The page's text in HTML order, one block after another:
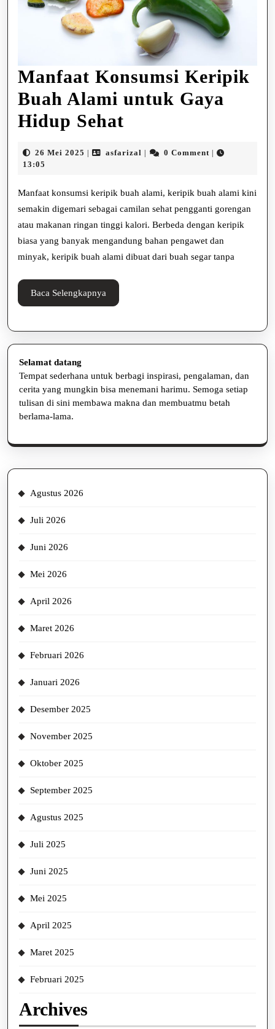
Manfaat Konsumsi Keripik
Buah Alami untuk Gaya
Hidup Sehat
Buah
Alami
untuk
Gaya
26 Mei 2025 26
asfarizal asfarizal0 Comment
13:05
Manfaat konsumsi keripik buah alami, keripik buah alami kini
semakin digemari sebagai camilan sehat pengganti gorengan
atau makanan ringan tinggi kalori. Berbeda dengan keripik
biasa yang banyak mengandung bahan pengawet dan
minyak, keripik buah alami dibuat dari buah segar tanpa
Baca Selengkapnya
Selengkapnya
Selamat datang
Tempat sederhana untuk berbagi inspirasi, pengalaman, dan
cerita yang mungkin bisa menemani harimu. Semoga setiap
tulisan di sini membawa makna dan membuatmu betah
berlama-lama.
Agustus 2026
Juli 2026
Juni 2026
Mei 2026
April 2026
Maret 2026
Februari 2026
Januari 2026
Desember 2025
November 2025
Oktober 2025
September 2025
Agustus 2025
Juli 2025
Juni 2025
Mei 2025
April 2025
Maret 2025
Februari 2025
Archives